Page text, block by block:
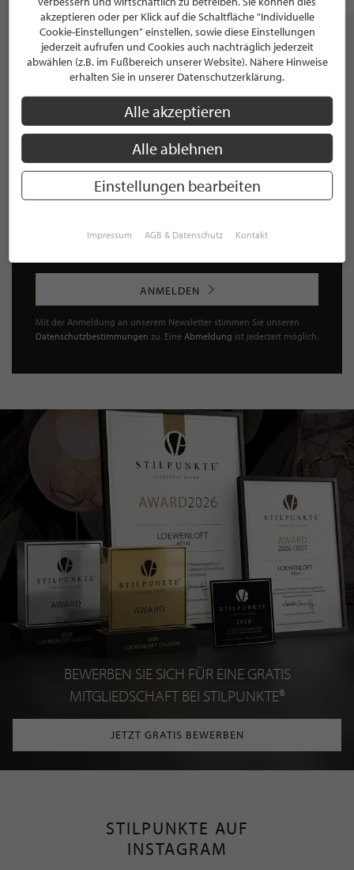
NEWSLETTER
Bleiben Sie immer UP TO DATE! Melden Sie sich jetzt für
unseren STILPUNKTE®-Newsletter an und profitieren Sie
Neuigkeiten, Trendsund
Mit der Anmeldung für unseren Newsletter stimmen Sie
Datenschutzbestimmungenzu. Eine
ist jederzeit möglich.
ANMELDEN
Mit der Anmeldung an unserem Newsletter stimmen Sie unseren
Datenschutzbestimmungen zu. Eine Abmeldung ist jederzeit möglich.
BEWERBEN SIE SICH FÜR EINE GRATIS
MITGLIEDSCHAFT BEI STILPUNKTE®
JETZT GRATIS BEWERBEN
STILPUNKTE AUF
INSTAGRAM
akzeptieren oder per Klick auf die Schaltfläche "Individuelle
Cookie-Einstellungen" einstellen, sowie diese Einstellungen
jederzeit aufrufen und Cookies auch nachträglich jederzeit
abwählen (z.B. im Fußbereich unserer Website). Nähere Hinweise
erhalten Sie in unserer Datenschutzerklärung.
Alle akzeptieren
Alle ablehnen
Einstellungen bearbeiten
Impressum AGB & Datenschutz Kontakt